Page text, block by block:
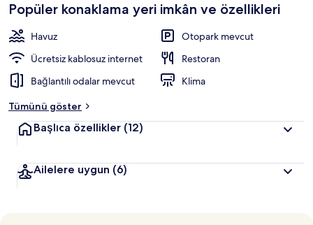
Popüler konaklama yeri imkân ve özellikleri
Havuz
Otopark mevcut
Ücretsiz kablosuz internet
Restoran
Bağlantılı odalar mevcut
Klima
Tümünü göster
Başlıca özellikler (12)
Ailelere uygun (6)